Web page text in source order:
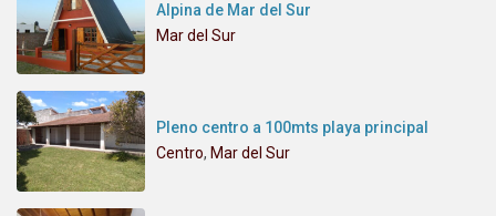
Alpina de Mar del Sur
Mar del Sur
Pleno centro a 100mts playa principal
Centro, Mar del Sur